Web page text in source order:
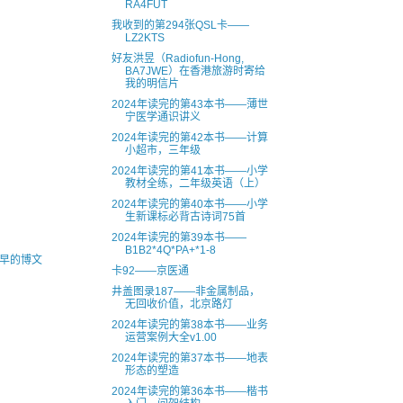
的博文
RA4FUT
我收到的第294张QSL卡——
LZ2KTS
好友洪昱（Radiofun-Hong,
BA7JWE）在香港旅游时寄给
我的明信片
2024年读完的第43本书——薄世
宁医学通识讲义
2024年读完的第42本书——计算
小超市，三年级
2024年读完的第41本书——小学
教材全练，二年级英语（上）
2024年读完的第40本书——小学
生新课标必背古诗词75首
2024年读完的第39本书——
B1B2*4Q*PA+*1-8
卡92——京医通
井盖图录187——非金属制品，
无回收价值，北京路灯
2024年读完的第38本书——业务
运营案例大全v1.00
2024年读完的第37本书——地表
形态的塑造
2024年读完的第36本书——楷书